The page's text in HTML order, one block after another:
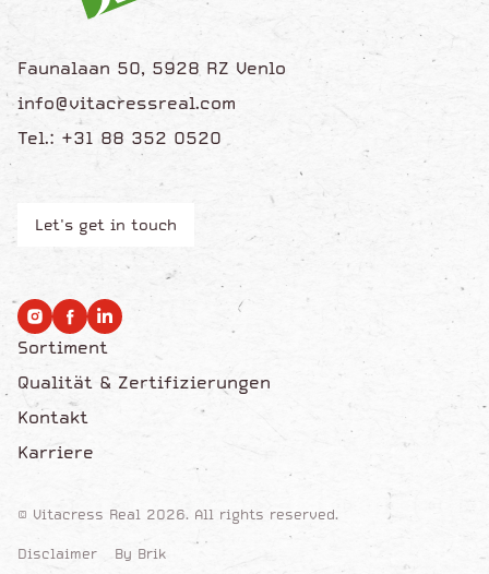
Faunalaan 50, 5928 RZ Venlo
info@vitacressreal.com
Tel.: +31 88 352 0520
Let's get in touch
Sortiment
Qualität & Zertifizierungen
Kontakt
Karriere
© Vitacress Real 2026. All rights reserved.
Disclaimer By Brik